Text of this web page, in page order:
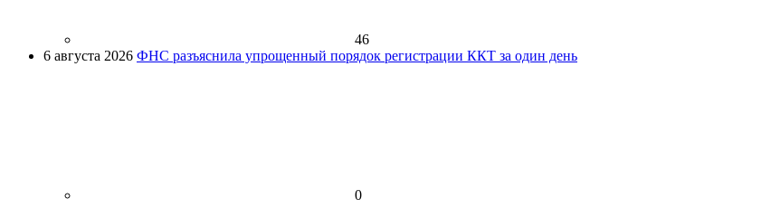
46
6 августа 2026 ФНС разъяснила упрощенный порядок регистрации ККТ за один день
0